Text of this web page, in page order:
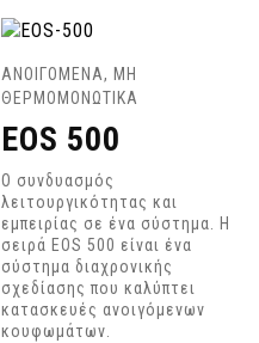
ΑΝΟΙΓΟΜΕΝΑ, ΜΗ
ΘΕΡΜΟΜΟΝΩΤΙΚΑ
EOS 500
Ο συνδυασμός
λειτουργικότητας και
εμπειρίας σε ένα σύστημα. Η
σειρά EOS 500 είναι ένα
σύστημα διαχρονικής
σχεδίασης που καλύπτει
κατασκευές ανοιγόμενων
κουφωμάτων.